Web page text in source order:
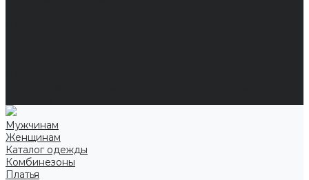
Мужчинам
Женщинам
Каталог одежды
Комбинезоны
Платья